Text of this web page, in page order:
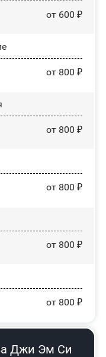
от 600 ₽
от 800 ₽
от 800 ₽
от 800 ₽
от 800 ₽
от 800 ₽
Джи Эм Си